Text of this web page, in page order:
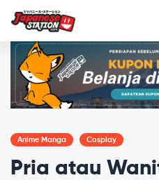
Anime Manga Cosplay
Pria atau